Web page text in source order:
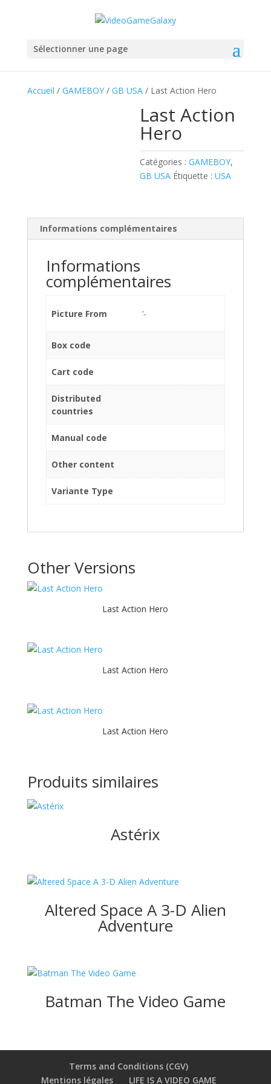
Sélectionner une page
Accueil / GAMEBOY/ GB USA/ Last Action Hero
Last Action
Hero
Catégories :GAMEBOY,
GB USA Étiquette :USA
Informations complémentaires
Informations
complémentaires
Picture From '-
Box code
Cart code
Distributed
countries
Manual code
Other content
Variante Type
Other Versions
Last Action Hero
Last Action Hero
Last Action Hero
Produits similaires
Astérix
Altered Space A 3-D Alien
Adventure
Batman The Video Game
Terms and Conditions (CGV)
Mentions légales
LIFE IS A VIDEO GAME